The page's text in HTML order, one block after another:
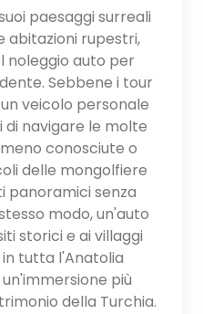
paesaggi surreali
abitazioni rupestri,
noleggio auto per
Sebbene i tour
veicolo personale
navigare le molte
conosciute o
delle mongolfiere
panoramici senza
modo, un'auto
storici e ai villaggi
tutta l'Anatolia
più
della Turchia.